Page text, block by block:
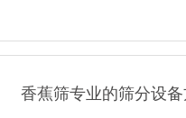
香蕉筛专业的筛分设